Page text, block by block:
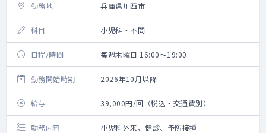
勤務地 兵庫県川西市
科目 小児科・不問
日程/時間 毎週木曜日 16:00～19:00
勤務開始時期 2026年10月以降
給与 39,000円/回（税込・交通費別）
勤務内容 小児科外来、健診、予防接種